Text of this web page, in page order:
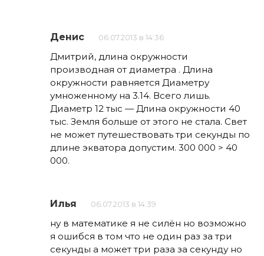
Денис 06.07.2013 в 14:36
Дмитрий, длина окружности
производная от диаметра . Длина
окружности равняется Диаметру
умноженному на 3.14. Всего лишь.
Диаметр 12 тыc — Длина окружности 40
тыс. Земля больше от этого не стала. Свет
не может путешествовать три секунды по
длине экватора допустим. 300 000 > 40
000.
Илья 06.07.2013 в 14:39
ну в математике я не силён но возможно
я ошибся в том что не один раз за три
секунды а может три раза за секунду но